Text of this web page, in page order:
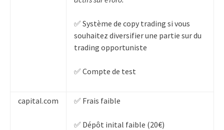
✅ Système de copy trading si vous
souhaitez diversifier une partie sur du
trading opportuniste
✅ Compte de test
capital.com ✅ Frais faible
✅ Dépôt inital faible (20€)